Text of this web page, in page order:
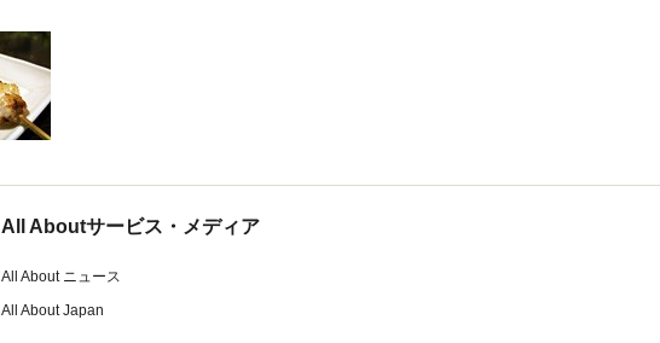
All Aboutサービス・メディア
All About ニュース
All About Japan